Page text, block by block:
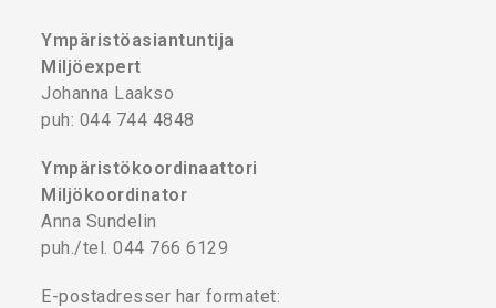
Ympäristöasiantuntija
Miljöexpert
Johanna Laakso
puh: 044 744 4848
Ympäristökoordinaattori
Miljökoordinator
Anna Sundelin
puh./tel. 044 766 6129
E-postadresser har formatet: